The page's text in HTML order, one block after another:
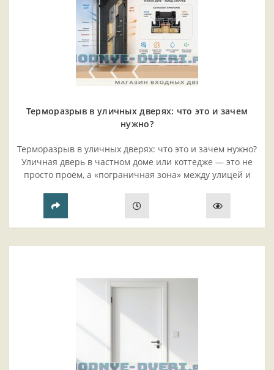
Терморазрыв в уличных дверях: что это и зачем
нужно?
Терморазрыв в уличных дверях: что это и зачем нужно?
Уличная дверь в частном доме или коттедже — это не
просто проём, а «пограничная зона» между улицей и